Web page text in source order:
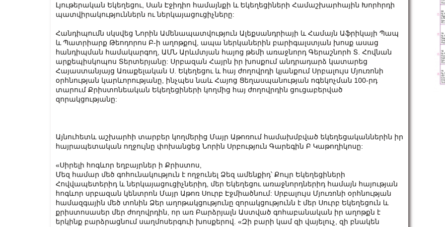
Լյութերական Եկեղեցու, Սան Էջիդիո համայնքի և Եկեղեցիների Համաշխարհային Խորհրդի
պատվիրակություններն ու ներկայացուցիչները:
Հանդիպումն սկսվեց Նորին Ամենապատվություն Ալեքսանդրիայի և Համայն Աֆրիկայի Պապ
և Պատրիարք Թեոդորոս Բ-ի աղոթքով, ապա ներկաներին բարիգալստյան խոսք ասաց
հանդիպման համակարգող, ԱՄՆ Արևմտյան հայոց թեմի առաջնորդ Գերաշնորհ Տ. Հովնան
արքեպիսկոպոս Տերտերյանը: Սրբազան Հայրն իր խոսքում անդրադարձ կատարեց
Հայաստանյայց Առաքելական Ս. Եկեղեցու և հայ ժողովրդի կյանքում Սրբալույս Մյուռոնի
օրհնության կարևորությանը, ինչպես նաև Հայոց Ցեղասպանության ոգեկոչման 100-րդ
տարում Քրիստոնեական Եկեղեցիների կողմից հայ ժողովրդին ցուցաբերված
զորակցությանը:
Այնուհետև աշխարհի տարբեր կողմերից Մայր Աթոռում համախմբված եկեղեցականներին իր
հայրապետական ողջույնը փոխանցեց Նորին Սրբություն Գարեգին Բ Կաթողիկոսը:
«Սիրելի հոգևոր եղբայրներ ի Քրիստոս,
Մեզ համար մեծ գոհունակություն է ողջունել Ձեզ ամենքիդ՝ Քույր Եկեղեցիների
Հովվապետերիդ և ներկայացուցիչներիդ, մեր Եկեղեցու առաջնորդներիդ համայն հայության
հոգևոր սրբազան կենտրոն Մայր Աթոռ Սուրբ Էջմիածնում: Սրբալույս Մյուռոնի օրհնության
համազգային մեծ տոնին Ձեր աղոթակցությունը զորակցությունն է մեր Սուրբ Եկեղեցուն և
քրիստոսասեր մեր ժողովրդին, որ առ Բարձրյալն Աստված գոհաբանական իր աղոթքն է
երկինք բարձրացնում սաղմոսերգուի խոսքերով. «Զի բարի կամ զի վայելուչ, զի բնակեն